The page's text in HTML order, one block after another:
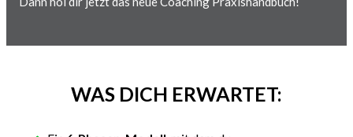
WAS DICH ERWARTET: